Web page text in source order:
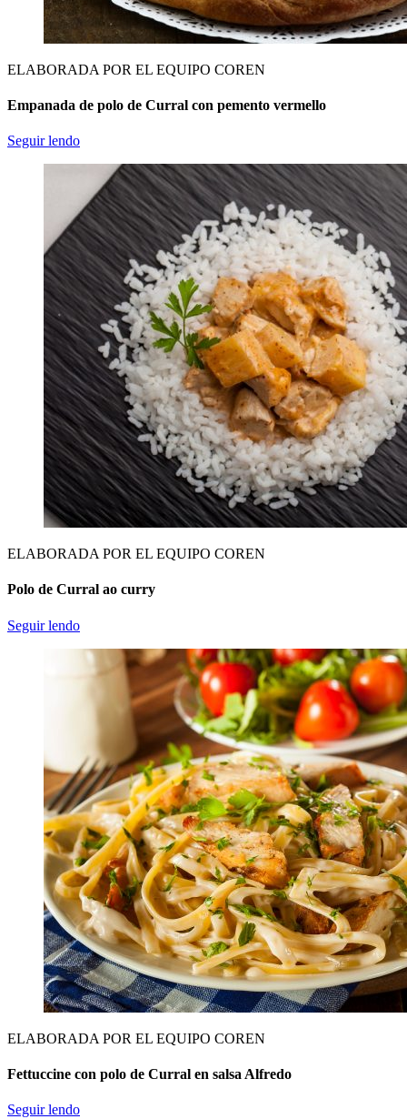
ELABORADA POR EL EQUIPO COREN
Empanada de polo de Curral con pemento vermello
Seguir lendo
ELABORADA POR EL EQUIPO COREN
Polo de Curral ao curry
Seguir lendo
ELABORADA POR EL EQUIPO COREN
Fettuccine con polo de Curral en salsa Alfredo
Seguir lendo